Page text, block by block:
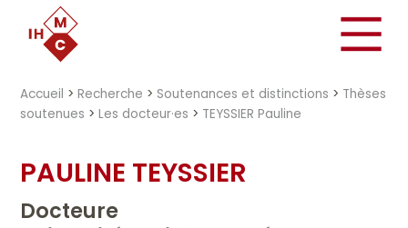
Accueil >Recherche > Soutenances et distinctions > Thèses
soutenues >Les docteur·es > TEYSSIER Pauline
PAULINE TEYSSIER
Docteure